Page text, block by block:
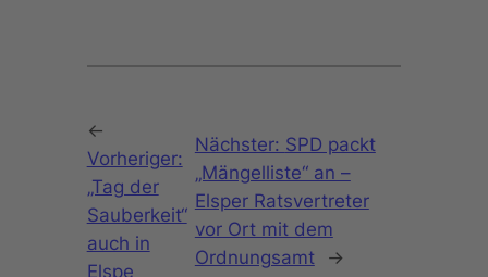
←
Vorheriger:
„Tag der
Sauberkeit“
auch in
Elspe
Nächster: SPD packt
„Mängelliste“ an –
Elsper Ratsvertreter
vor Ort mit dem
Ordnungsamt
→